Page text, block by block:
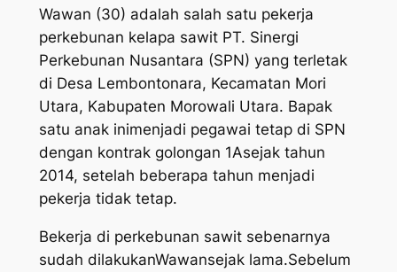
Wawan (30) adalah salah satu pekerja
perkebunan kelapa sawit PT. Sinergi
Perkebunan Nusantara (SPN) yang terletak
di Desa Lembontonara, Kecamatan Mori
Utara, Kabupaten Morowali Utara. Bapak
satu anak inimenjadi pegawai tetap di SPN
dengan kontrak golongan 1Asejak tahun
2014, setelah beberapa tahun menjadi
pekerja tidak tetap.
Bekerja di perkebunan sawit sebenarnya
sudah dilakukanWawansejak lama.Sebelum